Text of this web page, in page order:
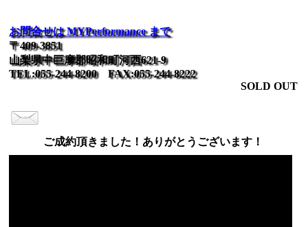
お問合せは MYPerformance まで
〒409-3851
山梨県中巨摩郡昭和町河西621-9
TEL:055-244-8200 FAX:055-244-8222
SOLD OUT
ご成約頂きました！ありがとうございます！